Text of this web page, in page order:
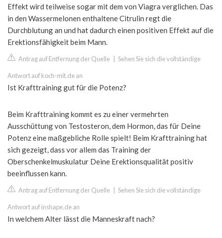
Effekt wird teilweise sogar mit dem von Viagra verglichen. Das
in den Wassermelonen enthaltene Citrulin regt die
Durchblutung an und hat dadurch einen positiven Effekt auf die
Erektionsfähigkeit beim Mann.
Antrag auf Entfernung der Quelle Sehen Sie sich die vollständige
Antwort auf koch-mit.de an
Ist Krafttraining gut für die Potenz?
Beim Krafttraining kommt es zu einer vermehrten
Ausschüttung von Testosteron, dem Hormon, das für Deine
Potenz eine maßgebliche Rolle spielt! Beim Krafttraining hat
sich gezeigt, dass vor allem das Training der
Oberschenkelmuskulatur Deine Erektionsqualität positiv
beeinflussen kann.
Antrag auf Entfernung der Quelle Sehen Sie sich die vollständige
Antwort auf inshape.de an
In welchem Alter lässt die Manneskraft nach?